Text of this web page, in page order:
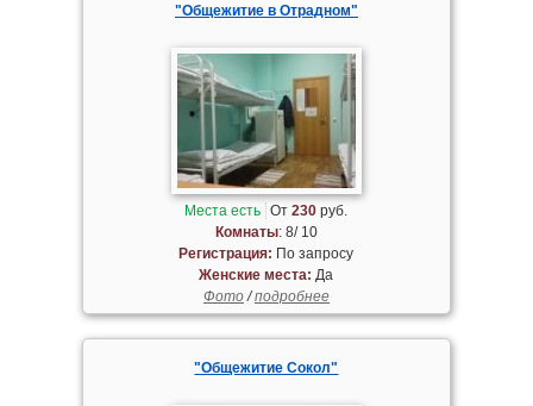
"Общежитие в Отрадном"
Места есть От230 руб.
Комнаты: 8/ 10
Регистрация: По запросу
Женские места: Да
Фото/подробнее
"Общежитие Сокол"